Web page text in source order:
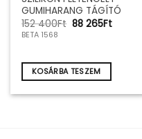
GUMIHARANG TÁGÍTÓ
152 400Ft Original
88 265FtCurrent
BETA 1568
KOSÁRBA TESZEM